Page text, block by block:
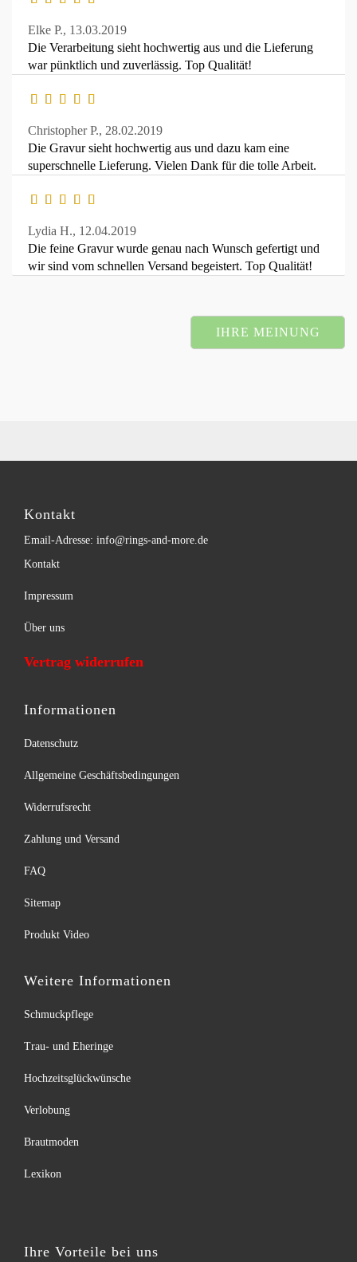
Elke P., 13.03.2019
Die Verarbeitung sieht hochwertig aus und die Lieferung
war pünktlich und zuverlässig. Top Qualität!
Christopher P., 28.02.2019
Die Gravur sieht hochwertig aus und dazu kam eine
superschnelle Lieferung. Vielen Dank für die tolle Arbeit.
Lydia H., 12.04.2019
Die feine Gravur wurde genau nach Wunsch gefertigt und
wir sind vom schnellen Versand begeistert. Top Qualität!
IHRE MEINUNG
Kontakt
Email-Adresse: info@rings-and-more.de
Kontakt
Impressum
Über uns
Vertrag widerrufen
Informationen
Datenschutz
Allgemeine Geschäftsbedingungen
Widerrufsrecht
Zahlung und Versand
FAQ
Sitemap
Produkt Video
Weitere Informationen
Schmuckpflege
Trau- und Eheringe
Hochzeitsglückwünsche
Verlobung
Brautmoden
Lexikon
Ihre Vorteile bei uns